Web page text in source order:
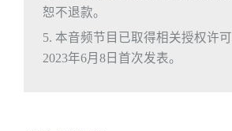
恕不退款。
5. 本音频节目已取得相关授权许
2023年6月8日首次发表。